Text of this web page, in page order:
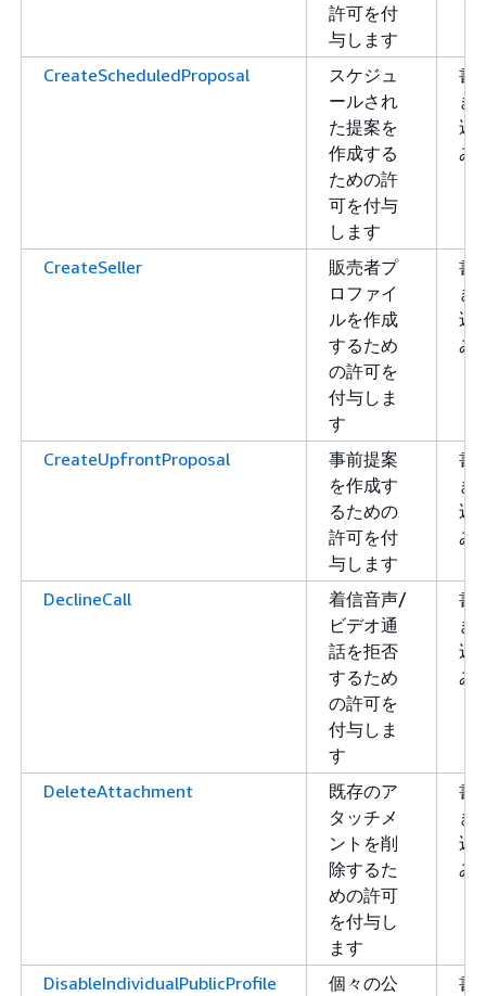
許可を付
与します
CreateScheduledProposal
スケジュ
ールされ
た提案を
作成する
ための許
可を付与
します
書
き
込
み
CreateSeller
販売者プ
ロファイ
ルを作成
するため
の許可を
付与しま
す
書
き
込
み
CreateUpfrontProposal
事前提案
を作成す
るための
許可を付
与します
書
き
込
み
DeclineCall
着信音声/
ビデオ通
話を拒否
するため
の許可を
付与しま
す
書
き
込
み
DeleteAttachment
既存のア
タッチメ
ントを削
除するた
めの許可
を付与し
ます
書
き
込
み
DisableIndividualPublicProfile
個々の公
書